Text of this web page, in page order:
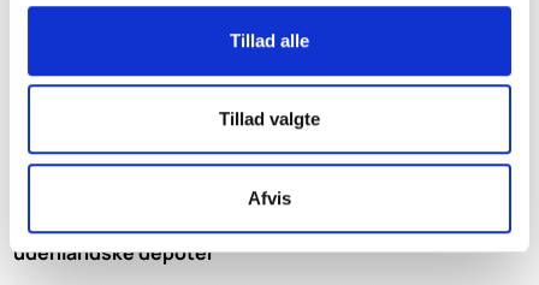
Tillad alle
Tillad valgte
Afvis
Beskatning af værdipapirer i
udenlandske depoter